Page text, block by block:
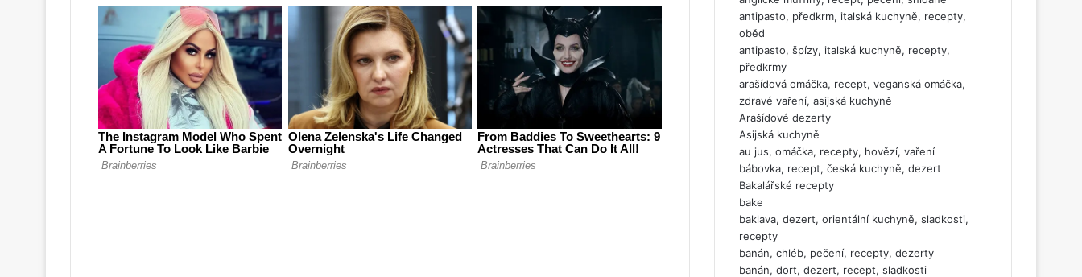
antipasto, předkrm, italská kuchyně, recepty,
oběd
antipasto, špízy, italská kuchyně, recepty,
předkrmy
arašídová omáčka, recept, veganská omáčka,
zdravé vaření, asijská kuchyně
Arašídové dezerty
Asijská kuchyně
au jus, omáčka, recepty, hovězí, vaření
bábovka, recept, česká kuchyně, dezert
Bakalářské recepty
bake
baklava, dezert, orientální kuchyně, sladkosti,
recepty
banán, chléb, pečení, recepty, dezerty
banán, dort, dezert, recept, sladkosti